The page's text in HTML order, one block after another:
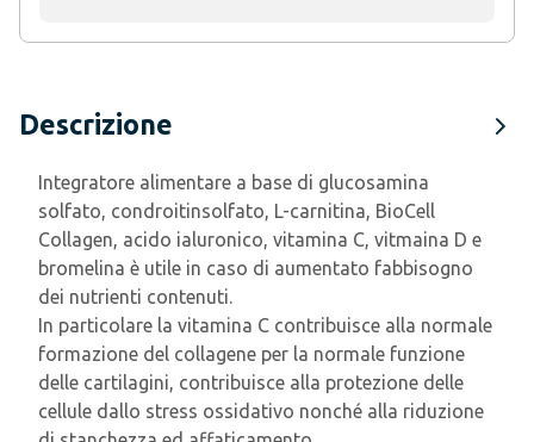
Descrizione
Integratore alimentare a base di glucosamina
solfato, condroitinsolfato, L-carnitina, BioCell
Collagen, acido ialuronico, vitamina C, vitmaina D e
bromelina è utile in caso di aumentato fabbisogno
dei nutrienti contenuti.
In particolare la vitamina C contribuisce alla normale
formazione del collagene per la normale funzione
delle cartilagini, contribuisce alla protezione delle
cellule dallo stress ossidativo nonché alla riduzione